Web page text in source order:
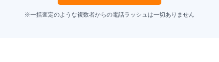
※一括査定のような複数者からの電話ラッシュは一切ありません